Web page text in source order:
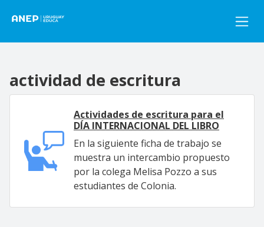
actividad de escritura
Actividades de escritura para el
DÍA INTERNACIONAL DEL LIBRO
En la siguiente ficha de trabajo se
muestra un intercambio propuesto
por la colega Melisa Pozzo a sus
estudiantes de Colonia.